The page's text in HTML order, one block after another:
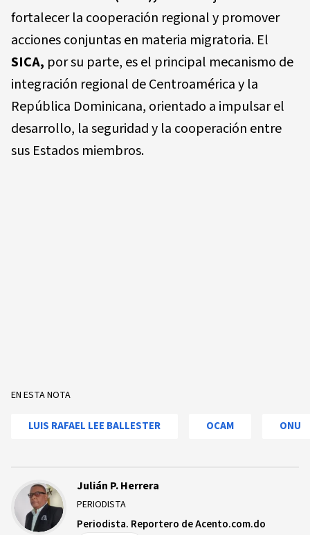
fortalecer la cooperación regional y promover
acciones conjuntas en materia migratoria. El
SICA, por su parte, es el principal mecanismo de
integración regional de Centroamérica y la
República Dominicana, orientado a impulsar el
desarrollo, la seguridad y la cooperación entre
sus Estados miembros.
EN ESTA NOTA
LUIS RAFAEL LEE BALLESTER OCAM ONU
Julián P. Herrera
PERIODISTA
Periodista. Reportero de Acento.com.do